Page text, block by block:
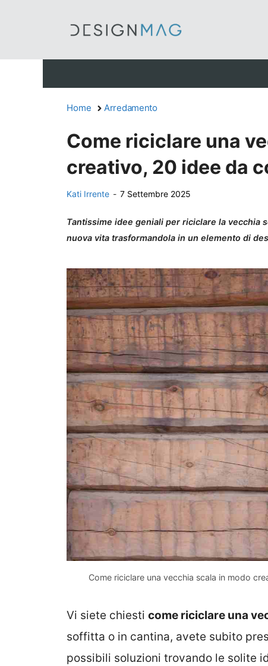
Home Arredamento
Come riciclare una
creativo, 20 idee da
Kati Irrente - 7 Settembre 2025
Tantissime idee geniali per riciclare la vecchia
nuova vita trasformandola in un elemento di
Come riciclare una vecchia scala in modo
Vi siete chiesti come riciclare una
soffitta o in cantina, avete subito
possibili soluzioni trovando le solite